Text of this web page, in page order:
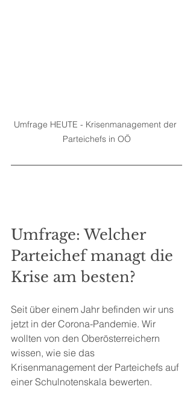
Umfrage HEUTE - Krisenmanagement der
Parteichefs in OÖ
Umfrage: Welcher
Parteichef managt die
Krise am besten?
Seit über einem Jahr befinden wir uns
jetzt in der Corona-Pandemie. Wir
wollten von den Oberösterreichern
wissen, wie sie das
Krisenmanagement der Parteichefs auf
einer Schulnotenskala bewerten.